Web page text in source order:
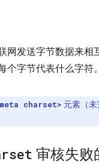
网发送字节数据来
个字节代表什么字符。
charset> 元素（
审核失败